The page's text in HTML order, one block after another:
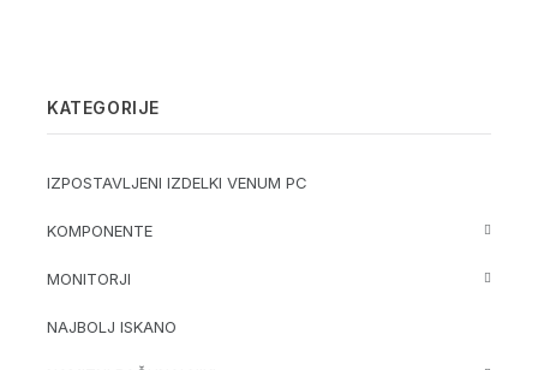
KATEGORIJE
IZPOSTAVLJENI IZDELKI VENUM PC
KOMPONENTE
MONITORJI
NAJBOLJ ISKANO